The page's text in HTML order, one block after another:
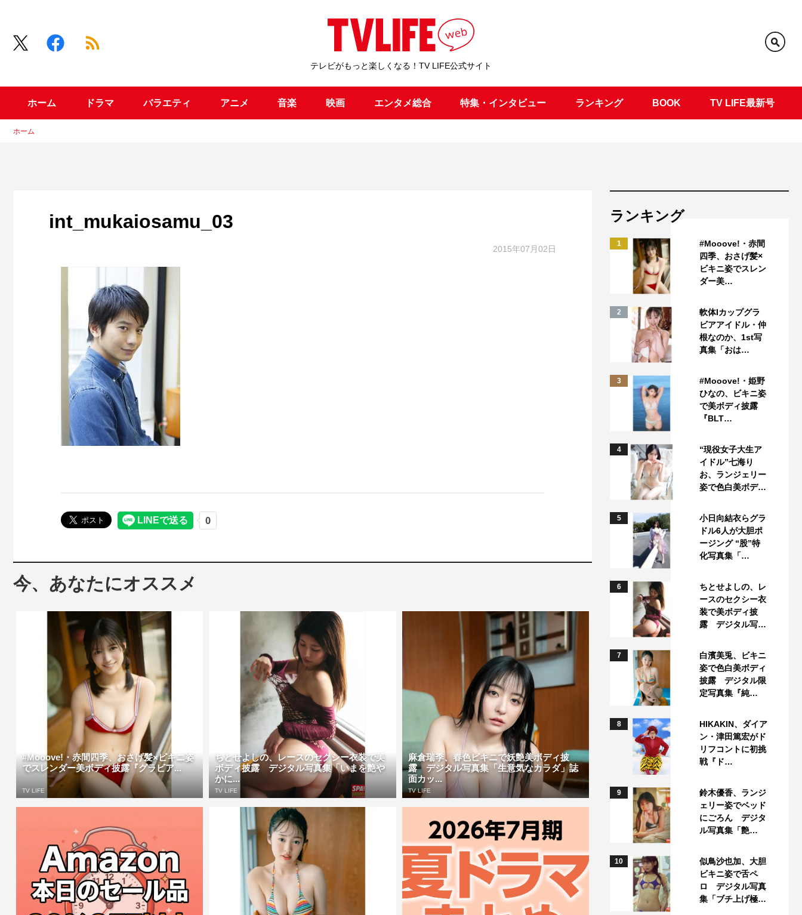
テレビがもっと楽しくなる！TV LIFE公式サイト
ホーム ドラマ バラエティ アニメ 音楽 映画 エンタメ総合 特集・インタビュー ランキング BOOK TV LIFE最新号
ホーム
int_mukaiosamu_03
2015年07月02日
今、あなたにオススメ
#Mooove!・赤間四季、おさげ髪×ビキニ姿
でスレンダー美ボディ披露『グラビア...
TV LIFE
ちとせよしの、レースのセクシー衣装で美
ボディ披露 デジタル写真集「いまを艶や
かに...
TV LIFE
麻倉瑞季、春色ビキニで妖艶美ボディ披
露 デジタル写真集「生意気なカラダ」誌
面カッ...
TV LIFE
ランキング
1
#Mooove!・赤間
四季、おさげ髪×
ビキニ姿でスレン
ダー美…
2
軟体Iカップグラ
ビアアイドル・仲
根なのか、1st写
真集「おは…
3
#Mooove!・姫野
ひなの、ビキニ姿
で美ボディ披露
『BLT…
4
“現役女子大生ア
イドル”七海り
お、ランジェリー
姿で色白美ボデ…
5
小日向結衣らグラ
ドル6人が大胆ポ
ージング “股”特
化写真集「…
6
ちとせよしの、レ
ースのセクシー衣
装で美ボディ披
露 デジタル写…
7
白濱美兎、ビキニ
姿で色白美ボディ
披露 デジタル限
定写真集『純…
8
HIKAKIN、ダイア
ン・津田篤宏がド
リフコントに初挑
戦『ド…
9
鈴木優香、ランジ
ェリー姿でベッド
にごろん デジタ
ル写真集「艶…
10
似鳥沙也加、大胆
ビキニ姿で舌ペ
ロ デジタル写真
集「ブチ上げ極…